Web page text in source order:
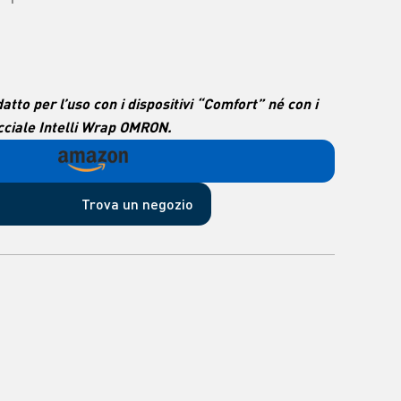
per l’uso con i dispositivi “Comfort” né con i
Intelli Wrap OMRON.
Trova un negozio